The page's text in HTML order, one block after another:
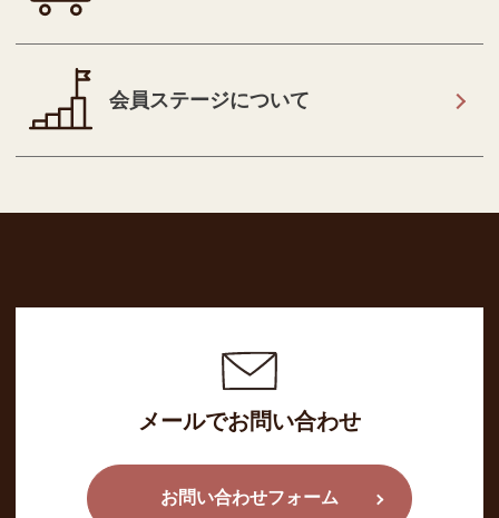
会員ステージについて
メールでお問い合わせ
お問い合わせフォーム